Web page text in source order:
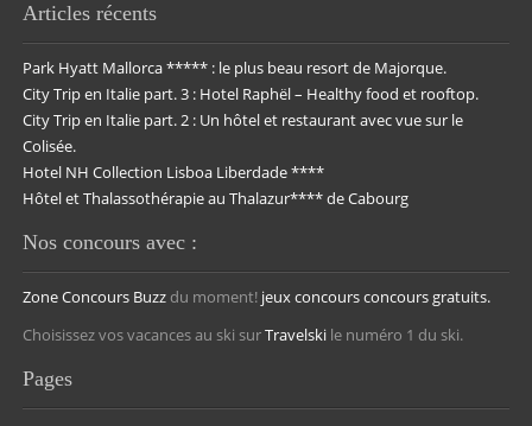
Articles récents
Park Hyatt Mallorca ***** : le plus beau resort de Majorque.
City Trip en Italie part. 3 : Hotel Raphël – Healthy food et rooftop.
City Trip en Italie part. 2 : Un hôtel et restaurant avec vue sur le
Colisée.
Hotel NH Collection Lisboa Liberdade ****
Hôtel et Thalassothérapie au Thalazur**** de Cabourg
Nos concours avec :
Zone Concours Buzz du moment! jeux concoursconcours gratuits.
Choisissez vos vacances au ski surTravelski le numéro 1 du ski.
Pages